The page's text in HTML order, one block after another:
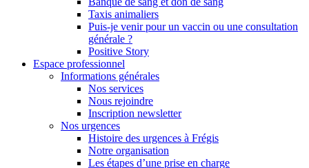
Taxis animaliers
Puis-je venir pour un vaccin ou une consultation
générale ?
Positive Story
Espace professionnel
Informations générales
Nos services
Nous rejoindre
Inscription newsletter
Nos urgences
Histoire des urgences à Frégis
Notre organisation
Les étapes d’une prise en charge